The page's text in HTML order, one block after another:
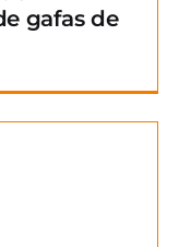
gafas de